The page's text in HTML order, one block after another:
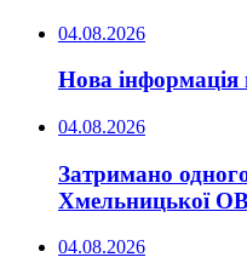
04.08.2026
Нова інформація
04.08.2026
Затримано
Хмельницької
04.08.2026